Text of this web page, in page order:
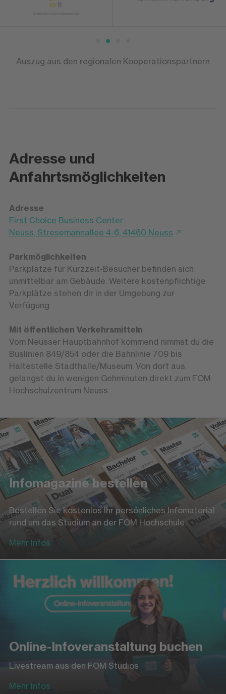
Auszug aus den regionalen Kooperationspartnern
Adresse und
Anfahrtsmöglichkeiten
Adresse
First Choice Business Center
Neuss, Stresemannallee 4-6, 41460 Neuss
Parkmöglichkeiten
Parkplätze für Kurzzeit-Besucher befinden sich
unmittelbar am Gebäude. Weitere kostenpflichtige
Parkplätze stehen dir in der Umgebung zur
Verfügung.
Mit öffentlichen Verkehrsmitteln
Vom Neusser Hauptbahnhof kommend nimmst du die
Buslinien 849/854 oder die Bahnlinie 709 bis
Haltestelle Stadthalle/Museum. Von dort aus
gelangst du in wenigen Gehminuten direkt zum FOM
Hochschulzentrum Neuss.
Infomagazine bestellen
Bestellen Sie kostenlos Ihr persönliches Infomaterial
rund um das Studium an der FOM Hochschule.
Mehr Infos
Online-Infoveranstaltung buchen
Livestream aus den FOM Studios
Mehr Infos